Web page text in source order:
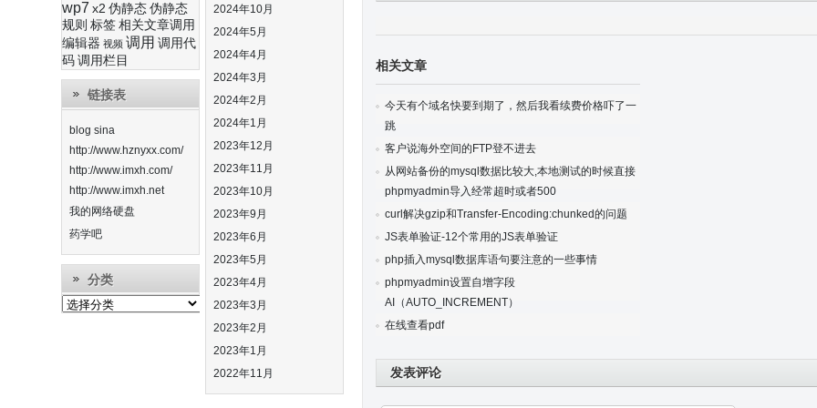
相关文章
今天有个域名快要到期了，然后我看续费价格吓了一
跳
客户说海外空间的FTP登不进去
从网站备份的mysql数据比较大,本地测试的时候直接
phpmyadmin导入经常超时或者500
curl解决gzip和Transfer-Encoding:chunked的问题
JS表单验证-12个常用的JS表单验证
php插入mysql数据库语句要注意的一些事情
phpmyadmin设置自增字段
AI（AUTO_INCREMENT）
在线查看pdf
发表评论
wp7 x2 伪静态 伪静态
规则 标签 相关文章调用
编辑器 视频 调用 调用代
码 调用栏目
链接表
blog sina
http://www.hznyxx.com/
http://www.imxh.com/
http://www.imxh.net
我的网络硬盘
药学吧
分类
分
类
2024年10月
2024年5月
2024年4月
2024年3月
2024年2月
2024年1月
2023年12月
2023年11月
2023年10月
2023年9月
2023年6月
2023年5月
2023年4月
2023年3月
2023年2月
2023年1月
2022年11月